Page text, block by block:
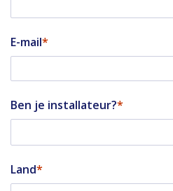
E-mail
Ben je installateur?
Land